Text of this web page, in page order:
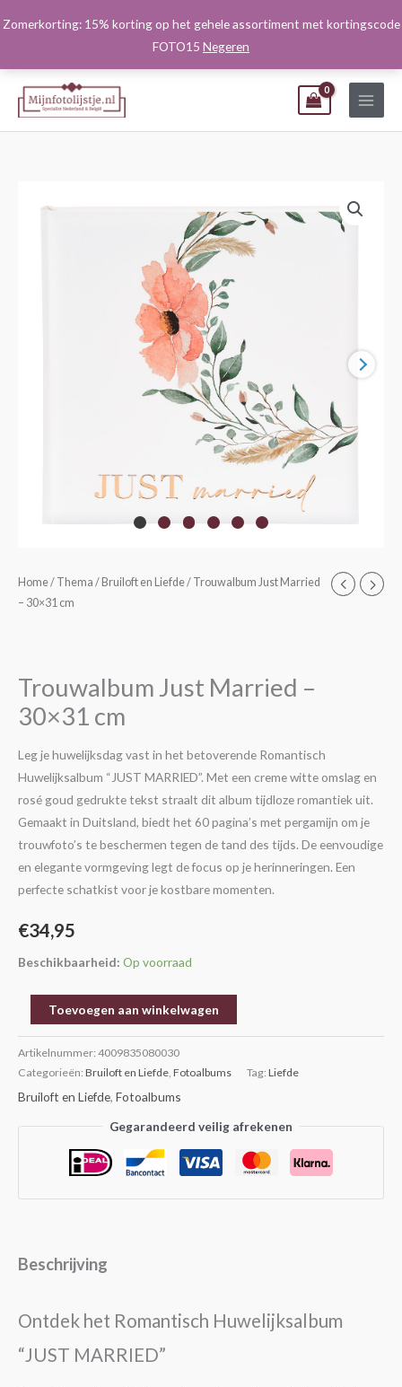
Zomerkorting: 15% korting op het gehele assortiment met kortingscode
FOTO15 Negeren
naar
Home/ Thema / Bruiloft en Liefde/ Trouwalbum Just Married
– 30×31 cm
Trouwalbum Just Married –
30×31 cm
Leg je huwelijksdag vast in het betoverende Romantisch
Huwelijksalbum “JUST MARRIED”. Met een creme witte omslag en
rosé goud gedrukte tekst straalt dit album tijdloze romantiek uit.
Gemaakt in Duitsland, biedt het 60 pagina’s met pergamijn om je
trouwfoto’s te beschermen tegen de tand des tijds. De eenvoudige
en elegante vormgeving legt de focus op je herinneringen. Een
perfecte schatkist voor je kostbare momenten.
€34,95
Beschikbaarheid: Op voorraad
Trouwalbum
Just
cm
aantal
Toevoegen aan winkelwagen
Artikelnummer: 4009835080030
Categorieën: Bruiloft en Liefde Fotoalbums Tag: Liefde
Bruiloft en Liefde, Fotoalbums
Gegarandeerd veilig afrekenen
Beschrijving
Ontdek het Romantisch Huwelijksalbum
“JUST MARRIED”